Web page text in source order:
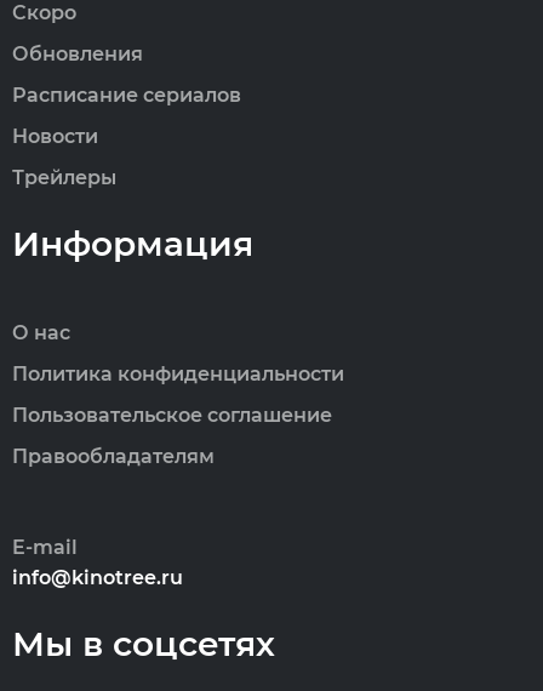
Скоро
Обновления
Расписание сериалов
Новости
Трейлеры
Информация
О нас
Политика конфиденциальности
Пользовательское соглашение
Правообладателям
E-mail
info@kinotree.ru
Мы в соцсетях